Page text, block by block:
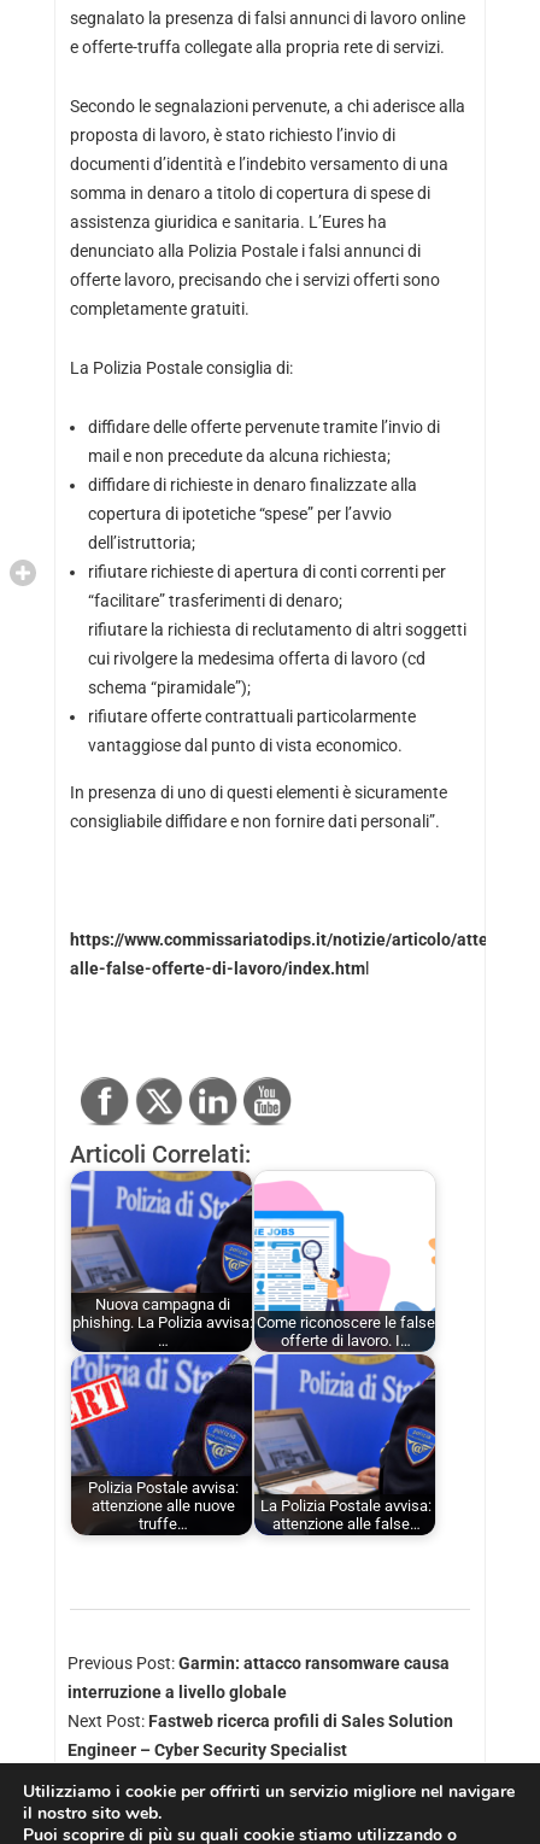
segnalato la presenza di falsi annunci di lavoro online
e offerte-truffa collegate alla propria rete di servizi.
Secondo le segnalazioni pervenute, a chi aderisce alla
proposta di lavoro, è stato richiesto l’invio di
documenti d’identità e l’indebito versamento di una
somma in denaro a titolo di copertura di spese di
assistenza giuridica e sanitaria. L’Eures ha
denunciato alla Polizia Postale i falsi annunci di
offerte lavoro, precisando che i servizi offerti sono
completamente gratuiti.
La Polizia Postale consiglia di:
diffidare delle offerte pervenute tramite l’invio di
mail e non precedute da alcuna richiesta;
diffidare di richieste in denaro finalizzate alla
copertura di ipotetiche “spese” per l’avvio
dell’istruttoria;
rifiutare richieste di apertura di conti correnti per
“facilitare” trasferimenti di denaro;
rifiutare la richiesta di reclutamento di altri soggetti
cui rivolgere la medesima offerta di lavoro (cd
schema “piramidale”);
rifiutare offerte contrattuali particolarmente
vantaggiose dal punto di vista economico.
In presenza di uno di questi elementi è sicuramente
consigliabile diffidare e non fornire dati personali”.
https://www.commissariatodips.it/notizie/articolo/
alle-false-offerte-di-lavoro/index.html
Articoli Correlati:
Nuova campagna di
phishing. La Polizia avvisa:
…
Come riconoscere le false
offerte di lavoro. I…
Polizia Postale avvisa:
attenzione alle nuove
truffe…
La Polizia Postale avvisa:
attenzione alle false…
Previous Post:Garmin: attacco ransomware causa
interruzione a livello globale
Next Post: Fastweb ricerca profili di Sales Solution
Engineer – Cyber Security Specialist
Utilizziamo i cookie per offrirti un servizio migliore nel navigare
il nostro sito web.
Puoi scoprire di più su quali cookie stiamo utilizzando o